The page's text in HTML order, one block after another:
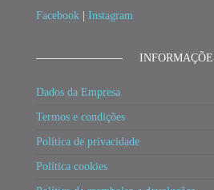
Facebook Instagram
Dados da Empresa
Termos e condições
Política de privacidade
Política cookies